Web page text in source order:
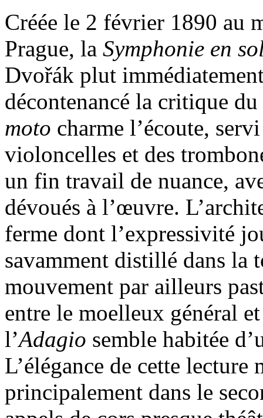
Créée le 2 février 1890 au
Prague, la Symphonie en
Dvořák plut
décontenancé la critique du
moto charme l’écoute,
violoncelles et des
un fin travail de nuance,
dévoués à l’œuvre.
ferme dont l’expressivité
savamment distillé dans la
mouvement par ailleurs
entre le moelleux général
l’Adagio semble habitée
L’élégance de cette
principalement dans le